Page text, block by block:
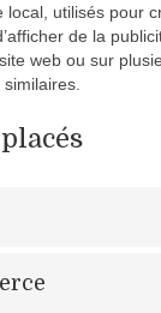
local, utilisés pour
de la
web ou sur